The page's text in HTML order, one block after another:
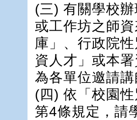
(三) 有關學校
或工作坊之師
庫」、行政院
資人才」或本
為各單位邀請
(四) 依「校園
第4條規定，請